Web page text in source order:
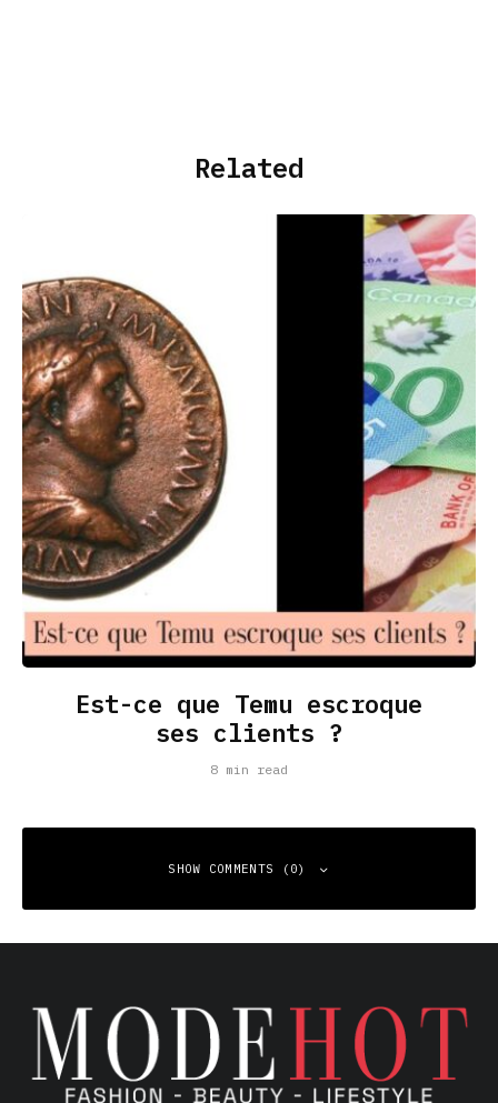
Related
Est-ce que Temu escroque
ses clients ?
8 min read
SHOW COMMENTS (0)
Your email address will not be published.
Required fields
are marked*
Comment*